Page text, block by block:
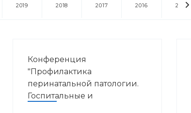
2019 2018 2017 2016 2014
Конференция
"Профилактика
перинатальной патологии.
Госпитальные и